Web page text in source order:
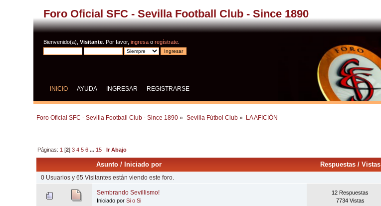
Foro Oficial SFC - Sevilla Football Club - Since 1890
Bienvenido(a),Visitante . Por favor,ingresa oregístrate
INICIO AYUDA INGRESAR REGISTRARSE
Foro Oficial SFC - Sevilla Football Club - Since 1890 » Sevilla Fútbol Club» LA AFICIÓN
Páginas: 1 [2]3 4 5 6 ... 15 Ir Abajo
Asunto /Iniciado por Respuestas/ Vistas
0 Usuarios y 65 Visitantes están viendo este foro.
Sembrando Sevillismo!
Iniciado porSi o Si
12 Respuestas
7734 Vistas